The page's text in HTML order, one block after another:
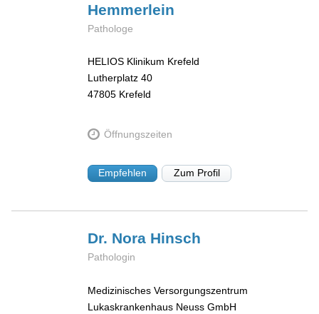
Hemmerlein
Pathologe
HELIOS Klinikum Krefeld
Lutherplatz 40
47805 Krefeld
Öffnungszeiten
Empfehlen Zum Profil
Dr. Nora Hinsch
Pathologin
Medizinisches Versorgungszentrum
Lukaskrankenhaus Neuss GmbH